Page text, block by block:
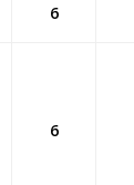
6
6